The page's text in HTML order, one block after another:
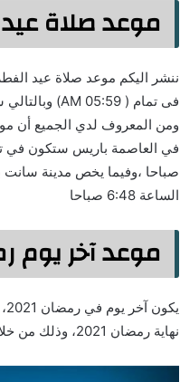
موعد صلاة عيد
فى تمام ( 05:59 AM) وبالتالي سيكون موعد صلاة عيد الفطر فى تمام ( 06:19 AM).
ومن المعروف لدي الجميع أن
الساعة 6:48 صباحا
موعد آخر يوم
نهاية رمضان 2021، وذلك من خلال تحري هلال شوال في نهاية الشهر في المسجد الكبير في باريس.